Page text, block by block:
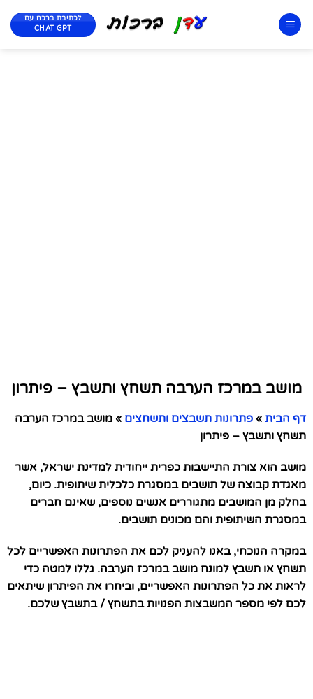
לכתיבת ברכה עם
CHAT GPT
מושב במרכז הערבה תשחץ ותשבץ – פיתרון
דף הבית » פתרונות תשבצים ותשחצים » מושב במרכז הערבה
תשחץ ותשבץ – פיתרון
מושב הוא צורת התיישבות כפרית ייחודית למדינת ישראל, אשר
מאגדת קבוצה של תושבים במסגרת כלכלית שיתופית. כיום,
בחלק מן המושבים מתגוררים אנשים נוספים, שאינם חברים
במסגרת השיתופית והם מכונים תושבים.
במקרה הנוכחי, באנו להעניק לכם את הפתרונות האפשריים לכל
תשחץ או תשבץ למונח מושב במרכז הערבה. גללו למטה כדי
לראות את כל הפתרונות האפשריים, וביחרו את הפיתרון שיתאים
לכם לפי מספר המשבצות הפנויות בתשחץ / בתשבץ שלכם.